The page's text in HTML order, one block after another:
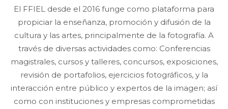
El FFIEL desde el 2016 funge como plataforma para
propiciar la enseñanza, promoción y difusión de la
cultura y las artes, principalmente de la fotografía. A
través de diversas actividades como: Conferencias
magistrales, cursos y talleres, concursos, exposiciones,
revisión de portafolios, ejercicios fotográficos, y la
interacción entre público y expertos de la imagen; así
como con instituciones y empresas comprometidas